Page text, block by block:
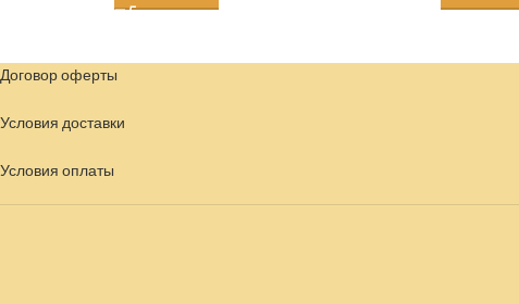
Договор оферты
Условия доставки
Условия оплаты